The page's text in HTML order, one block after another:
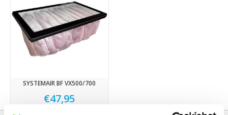
SYSTEMAIR BF VX500/700
€47,95